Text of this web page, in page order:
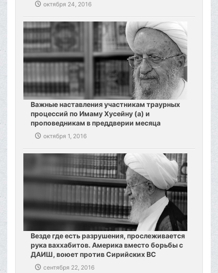
октября 24, 2016
Важные наставления участникам траурных
процессий по Имаму Хусейну (а) и
проповедникам в преддверии месяца
Мухаррам
октября 1, 2016
Везде где есть разрушения, прослеживается
рука ваххабитов. Америка вместо борьбы с
ДАИШ, воюет против Сирийских ВС
сентября 22, 2016